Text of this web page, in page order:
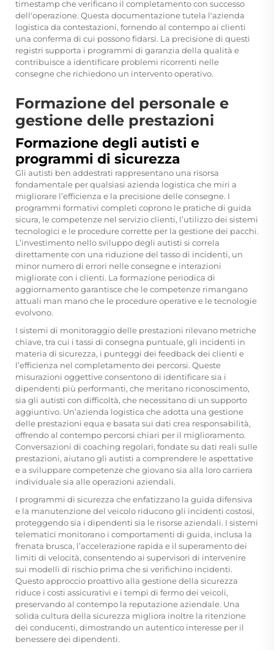
timestamp che verificano il completamento con successo
dell'operazione. Questa documentazione tutela l'azienda
logistica da contestazioni, fornendo al contempo ai clienti
una conferma di cui possono fidarsi. La precisione di questi
registri supporta i programmi di garanzia della qualità e
contribuisce a identificare problemi ricorrenti nelle
consegne che richiedono un intervento operativo.
Formazione del personale e
gestione delle prestazioni
Formazione degli autisti e
programmi di sicurezza
Gli autisti ben addestrati rappresentano una risorsa
fondamentale per qualsiasi azienda logistica che miri a
migliorare l’efficienza e la precisione delle consegne. I
programmi formativi completi coprono le pratiche di guida
sicura, le competenze nel servizio clienti, l’utilizzo dei sistemi
tecnologici e le procedure corrette per la gestione dei pacchi.
L’investimento nello sviluppo degli autisti si correla
direttamente con una riduzione del tasso di incidenti, un
minor numero di errori nelle consegne e interazioni
migliorate con i clienti. La formazione periodica di
aggiornamento garantisce che le competenze rimangano
attuali man mano che le procedure operative e le tecnologie
evolvono.
I sistemi di monitoraggio delle prestazioni rilevano metriche
chiave, tra cui i tassi di consegna puntuale, gli incidenti in
materia di sicurezza, i punteggi dei feedback dei clienti e
l’efficienza nel completamento dei percorsi. Queste
misurazioni oggettive consentono di identificare sia i
dipendenti più performanti, che meritano riconoscimento,
sia gli autisti con difficoltà, che necessitano di un supporto
aggiuntivo. Un’azienda logistica che adotta una gestione
delle prestazioni equa e basata sui dati crea responsabilità,
offrendo al contempo percorsi chiari per il miglioramento.
Conversazioni di coaching regolari, fondate su dati reali sulle
prestazioni, aiutano gli autisti a comprendere le aspettative
e a sviluppare competenze che giovano sia alla loro carriera
individuale sia alle operazioni aziendali.
I programmi di sicurezza che enfatizzano la guida difensiva
e la manutenzione del veicolo riducono gli incidenti costosi,
proteggendo sia i dipendenti sia le risorse aziendali. I sistemi
telematici monitorano i comportamenti di guida, inclusa la
frenata brusca, l’accelerazione rapida e il superamento dei
limiti di velocità, consentendo ai supervisori di intervenire
sui modelli di rischio prima che si verifichino incidenti.
Questo approccio proattivo alla gestione della sicurezza
riduce i costi assicurativi e i tempi di fermo dei veicoli,
preservando al contempo la reputazione aziendale. Una
solida cultura della sicurezza migliora inoltre la ritenzione
dei conducenti, dimostrando un autentico interesse per il
benessere dei dipendenti.